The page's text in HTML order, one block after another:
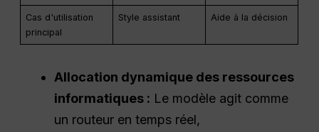
Cas d'utilisation
principal
Style assistant Aide à la décision
Allocation dynamique des ressources
informatiques : Le modèle agit comme
un routeur en temps réel,